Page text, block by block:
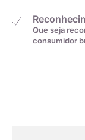
Devido ao seu
com o diamante,
diamante
Que seja
consumidor